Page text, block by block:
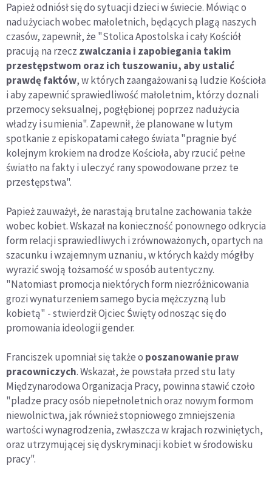
Papież odniósł się do sytuacji dzieci w świecie. Mówiąc o
nadużyciach wobec małoletnich, będących plagą naszych
czasów, zapewnił, że "Stolica Apostolska i cały Kościół
pracują na rzecz zwalczania i zapobiegania takim
przestępstwom oraz ich tuszowaniu, aby ustalić
prawdę faktów, w których zaangażowani są ludzie Kościoła
i aby zapewnić sprawiedliwość małoletnim, którzy doznali
przemocy seksualnej, pogłębionej poprzez nadużycia
władzy i sumienia". Zapewnił, że planowane w lutym
spotkanie z episkopatami całego świata "pragnie być
kolejnym krokiem na drodze Kościoła, aby rzucić pełne
światło na fakty i uleczyć rany spowodowane przez te
przestępstwa".
Papież zauważył, że narastają brutalne zachowania także
wobec kobiet. Wskazał na konieczność ponownego odkrycia
form relacji sprawiedliwych i zrównoważonych, opartych na
szacunku i wzajemnym uznaniu, w których każdy mógłby
wyrazić swoją tożsamość w sposób autentyczny.
"Natomiast promocja niektórych form niezróżnicowania
grozi wynaturzeniem samego bycia mężczyzną lub
kobietą" - stwierdził Ojciec Święty odnosząc się do
promowania ideologii gender.
Franciszek upomniał się także o poszanowanie praw
pracowniczych. Wskazał, że powstała przed stu laty
Międzynarodowa Organizacja Pracy, powinna stawić czoło
"pladze pracy osób niepełnoletnich oraz nowym formom
niewolnictwa, jak również stopniowego zmniejszenia
wartości wynagrodzenia, zwłaszcza w krajach rozwiniętych,
oraz utrzymującej się dyskryminacji kobiet w środowisku
pracy".